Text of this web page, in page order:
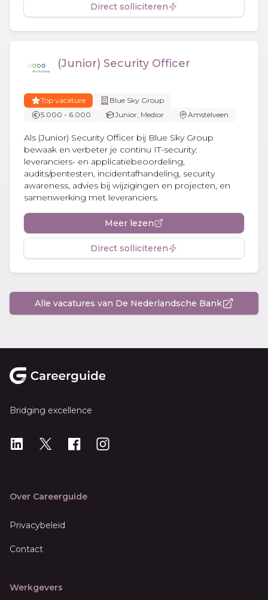
Direct solliciteren
(Junior) Security Officer
Top vacature
Blue Sky Group
5.000 - 6.000
Junior, Medior Amstelveen
Als (Junior) Security Officer bij Blue Sky Group
bewaak en verbeter je continu IT-security:
leveranciers- en applicatiebeoordeling,
audits/pentesten, incidentafhandeling, security
awareness, advies bij wijzigingen en projecten, en
samenwerking met leveranciers.
Meer lezen
Direct solliciteren
Alle vacatures van De Nederlandsche Bank
Bridging excellence
LinkedIn
X Instagram
Over Careerguide
Privacybeleid
Contact
Werkgevers